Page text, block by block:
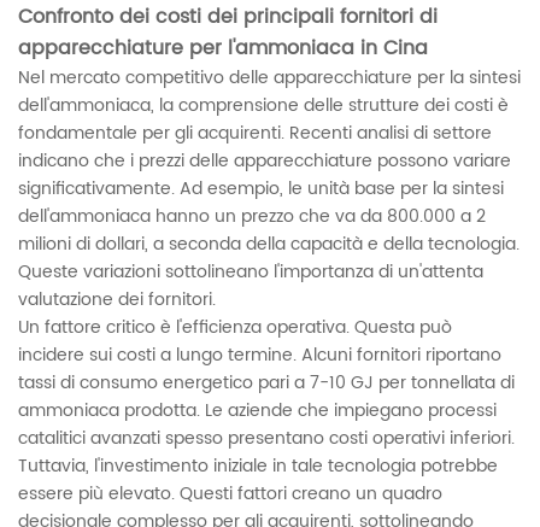
Confronto dei costi dei principali fornitori di
apparecchiature per l'ammoniaca in Cina
Nel mercato competitivo delle apparecchiature per la sintesi
dell'ammoniaca, la comprensione delle strutture dei costi è
fondamentale per gli acquirenti. Recenti analisi di settore
indicano che i prezzi delle apparecchiature possono variare
significativamente. Ad esempio, le unità base per la sintesi
dell'ammoniaca hanno un prezzo che va da 800.000 a 2
milioni di dollari, a seconda della capacità e della tecnologia.
Queste variazioni sottolineano l'importanza di un'attenta
valutazione dei fornitori.
Un fattore critico è l'efficienza operativa. Questa può
incidere sui costi a lungo termine. Alcuni fornitori riportano
tassi di consumo energetico pari a 7-10 GJ per tonnellata di
ammoniaca prodotta. Le aziende che impiegano processi
catalitici avanzati spesso presentano costi operativi inferiori.
Tuttavia, l'investimento iniziale in tale tecnologia potrebbe
essere più elevato. Questi fattori creano un quadro